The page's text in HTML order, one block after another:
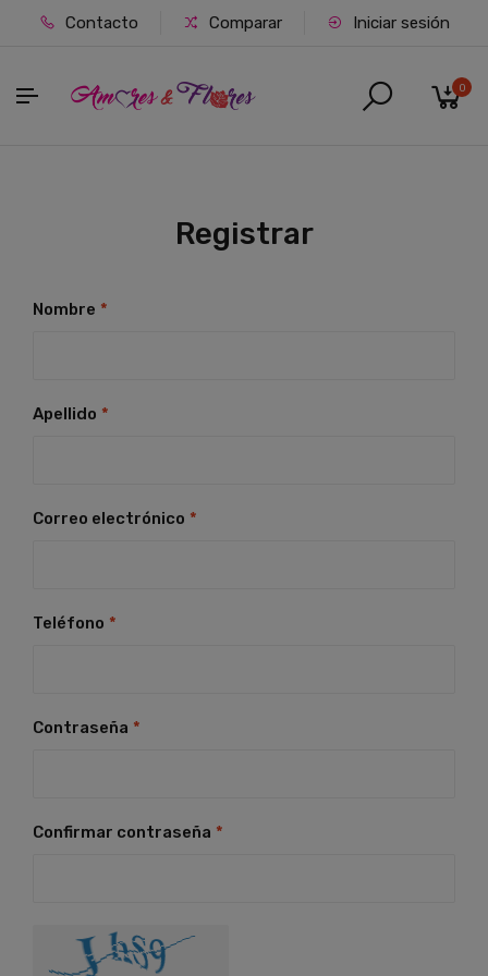
Contacto Comparar Iniciar sesión
0
Registrar
Nombre *
Apellido *
Correo electrónico *
Teléfono *
Contraseña *
Confirmar contraseña *